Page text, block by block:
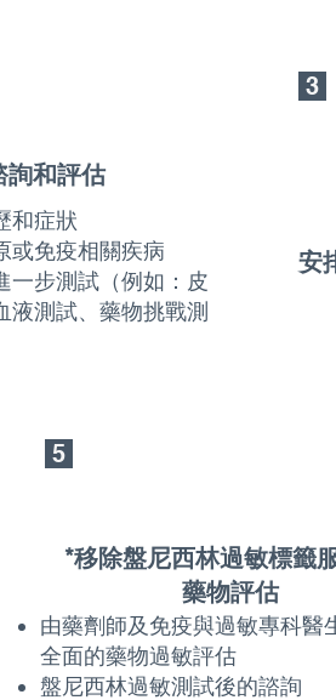
詢和評估
和症狀
或免疫相關疾病
一步測試（例如：皮
液測試、藥物挑戰測
3
安
5
*移除盤尼西林過敏標籤
藥物評估
由藥劑師及免疫與過敏專科醫
全面的藥物過敏評估
盤尼西林過敏測試後的諮詢